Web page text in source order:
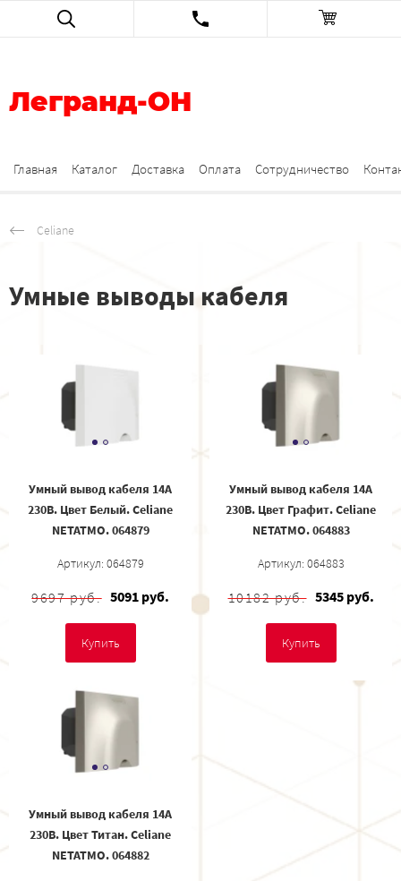
Легранд-ОН
Главная Каталог Доставка Оплата Сотрудничество
Celiane
Умные выводы кабеля
Умный вывод кабеля 14А
230В. Цвет Белый. Celiane
NETATMO. 064879
Артикул: 064879
9697 руб. 5091 руб.
Купить
Умный вывод кабеля 14А
230В. Цвет Графит. Celiane
NETATMO. 064883
Артикул: 064883
10182 руб. 5345 руб.
Купить
Умный вывод кабеля 14А
230В. Цвет Титан. Celiane
NETATMO. 064882